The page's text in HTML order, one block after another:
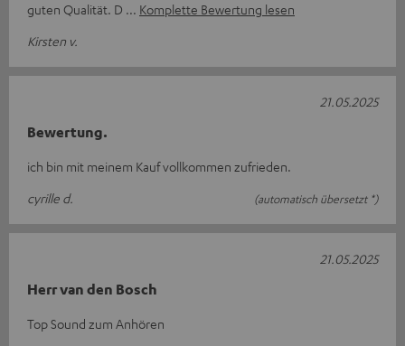
guten Qualität. D
Komplette Bewertung lesen
Kirsten v.
Bewertung.
ich bin mit meinem Kauf vollkommen zufrieden.
cyrille d.
(automatisch übersetzt *)
21.05.2025
Herr van den Bosch
Top Sound zum Anhören
21.05.2025